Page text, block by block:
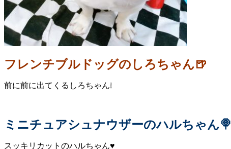
フレンチブルドッグのしろちゃん🍺
前に前に出てくるしろちゃん❕
ミニチュアシュナウザーのハルちゃん🍭
スッキリカットのハルちゃん♥